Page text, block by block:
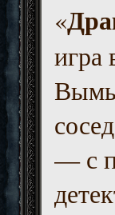
«
игра
— с